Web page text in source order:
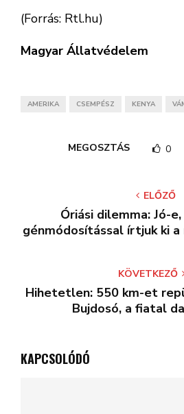
(Forrás: Rtl.hu)
Magyar Állatvédelem
AMERIKA CSEMPÉSZ KENYA
MEGOSZTÁS 0
ELŐZŐ
Óriási dilemma: Jó-
génmódosítással írtjuk ki
KÖVETKEZŐ
Hihetetlen: 550 km-et
Bujdosó, a fiatal
KAPCSOLÓDÓ